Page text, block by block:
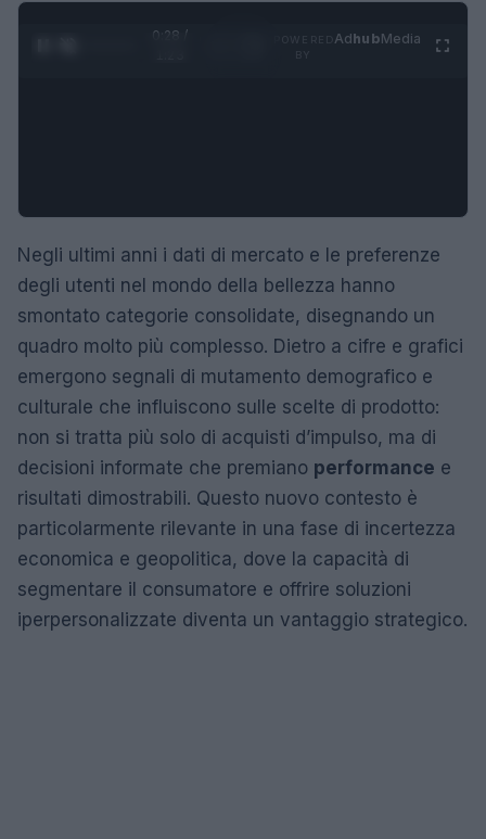
0:29 /
AdhubMedia
Negli ultimi anni i dati di mercato e le preferenze
degli utenti nel mondo della bellezza hanno
smontato categorie consolidate, disegnando un
quadro molto più complesso. Dietro a cifre e grafici
emergono segnali di mutamento demografico e
culturale che influiscono sulle scelte di prodotto:
non si tratta più solo di acquisti d’impulso, ma di
decisioni informate che premiano performance e
risultati dimostrabili. Questo nuovo contesto è
particolarmente rilevante in una fase di incertezza
economica e geopolitica, dove la capacità di
segmentare il consumatore e offrire soluzioni
iperpersonalizzate diventa un vantaggio strategico.